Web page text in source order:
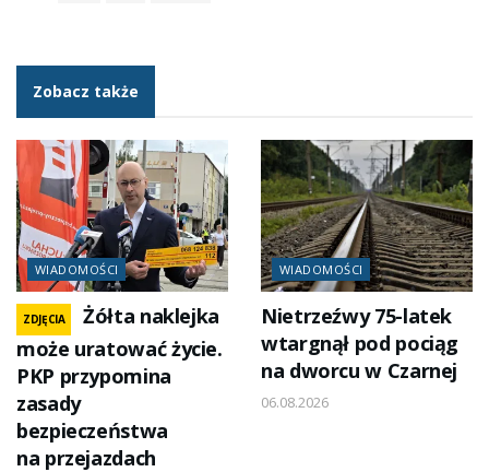
Zobacz także
WIADOMOŚCI
ZDJĘCIA
Żółta naklejka
może uratować życie.
PKP przypomina
zasady
bezpieczeństwa
na przejazdach
WIADOMOŚCI
Nietrzeźwy 75-latek
wtargnął pod pociąg
na dworcu w Czarnej
06.08.2026